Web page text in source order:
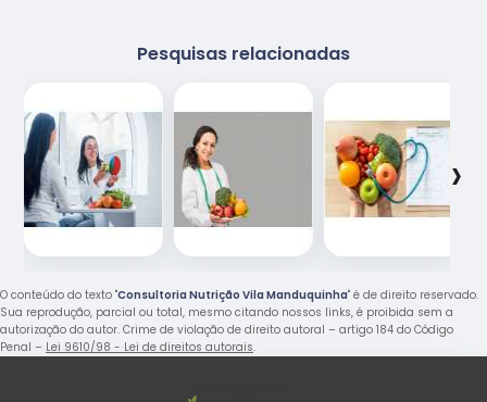
Pesquisas relacionadas
‹ ›
O conteúdo do texto "Consultoria Nutrição Vila Manduquinha" é de direito reservado.
Sua reprodução, parcial ou total, mesmo citando nossos links, é proibida sem a
autorização do autor. Crime de violação de direito autoral – artigo 184 do Código
Penal – Lei 9610/98 - Lei de direitos autorais.